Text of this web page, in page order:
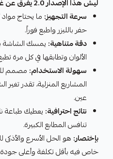
ليش هذا الإصدار 2.0 يفرق عن غيره؟
سرعة التجهيز: ما يحتاج
حفر بالليزر واطبع فوراً.
دقة متناهية: يمسك الشاشة
الألوان وتطابقها في كل مرة
سهولة الاستخدام: مصمم
المشاريع المنزلية، تقدر
عين.
نتائج احترافية: يعطيك طباعة
تنافس المطابع الكبيرة.
بإختصار: هو الحل الأسرع
خاص فيه بأقل تكلفة وأعلى جودة.